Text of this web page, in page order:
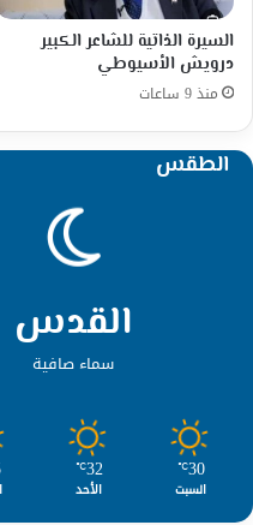
السيرة الذاتية للشاعر الكبير
درويش الأسيوطي
منذ 9 ساعات
الطقس
القدس
سماء صافية
30
℃
السبت
32
℃
الأحد